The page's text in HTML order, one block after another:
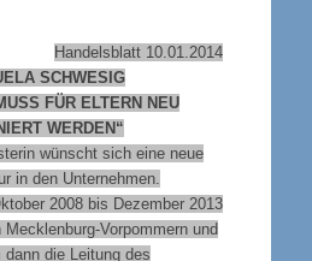
Handelsblatt 10.01.2014
SCHWESIG
FÜR ELTERN NEU
WERDEN“
wünscht sich eine neue
in den Unternehmen.
2008 bis Dezember 2013
Vorpommern und
dann die Leitung des